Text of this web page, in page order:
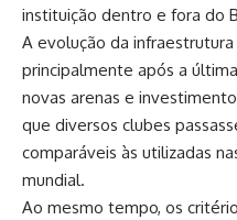
instituição dentro e fora do
A evolução da
principalmente após a
novas arenas e
que diversos clubes
comparáveis às utilizadas
mundial.
Ao mesmo tempo, os